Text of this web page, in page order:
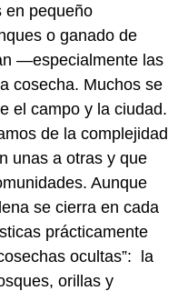
en pequeño
o ganado de
—especialmente las
cosecha. Muchos se
el campo y la ciudad.
de la complejidad
unas a otras y que
Aunque
se cierra en cada
prácticamente
ocultas”: la
orillas y